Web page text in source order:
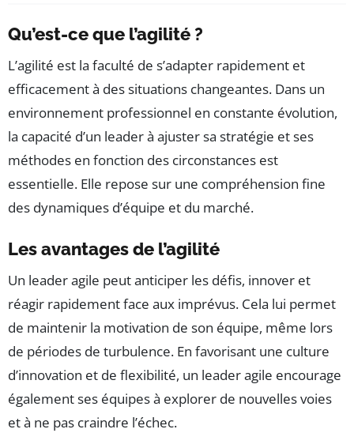
Qu’est-ce que l’agilité ?
L’agilité est la faculté de s’adapter rapidement et
efficacement à des situations changeantes. Dans un
environnement professionnel en constante évolution,
la capacité d’un leader à ajuster sa stratégie et ses
méthodes en fonction des circonstances est
essentielle. Elle repose sur une compréhension fine
des dynamiques d’équipe et du marché.
Les avantages de l’agilité
Un leader agile peut anticiper les défis, innover et
réagir rapidement face aux imprévus. Cela lui permet
de maintenir la motivation de son équipe, même lors
de périodes de turbulence. En favorisant une culture
d’innovation et de flexibilité, un leader agile encourage
également ses équipes à explorer de nouvelles voies
et à ne pas craindre l’échec.